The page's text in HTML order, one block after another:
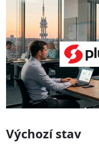
Výchozí stav